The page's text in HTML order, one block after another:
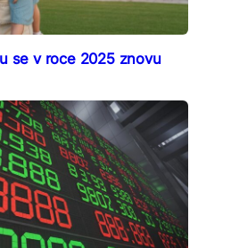
se v roce 2025 znovu